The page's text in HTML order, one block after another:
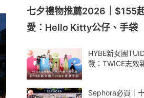
七夕禮物推薦2026｜$155
愛：Hello Kitty公仔、手袋
HYBE新女團
覽：TWICE志效
Sephora必買｜